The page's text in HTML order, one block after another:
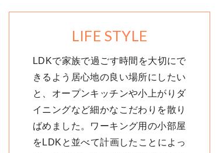
LIFE STYLE
LDKで家族で過ごす時間を大切にで
きるよう居心地の良い場所にしたい
と、オープンキッチンや小上がりダ
イニングなど細かなこだわりを散り
ばめました。ワーキング用の小部屋
をLDKと並べて計画したことによっ